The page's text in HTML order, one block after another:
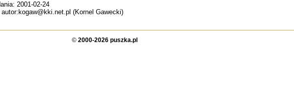
2001-02-24
(Kornel Gawecki)
© 2000-2026 puszka.pl